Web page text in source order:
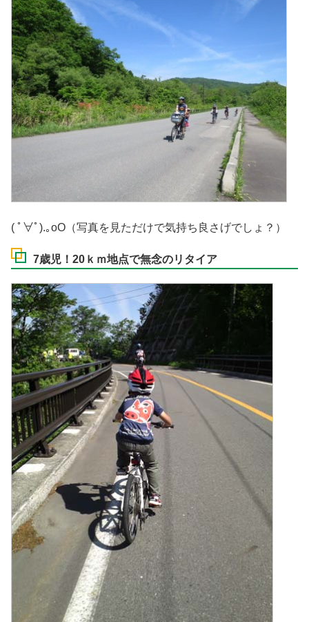
( ﾟ∀ﾟ).｡oO（写真を見ただけで気持ち良さげでしょ？）
7歳児！20ｋｍ地点で無念のリタイア